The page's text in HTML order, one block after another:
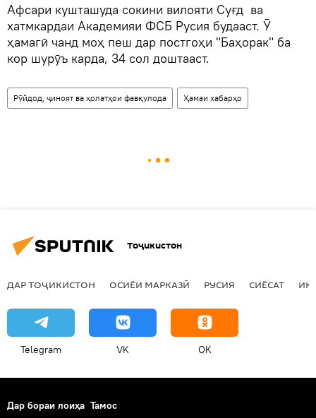
Афсари кушташуда сокини вилояти Суғд ва
хатмкардаи Академияи ФСБ Русия будааст. Ӯ
ҳамагӣ чанд моҳ пеш дар постгоҳи "Баҳорак" ба
кор шурӯъ карда, 34 сол доштааст.
Рӯйдод, ҷиноят ва ҳолатҳои фавқулода Ҳамаи хабарҳо
Тоҷикистон
ДАР ТОҶИКИСТОН ОСИЁИ МАРКАЗӢ РУСИЯ СИЁСАТ
Telegram VK OK
Дар бораи лоиҳа Тамос